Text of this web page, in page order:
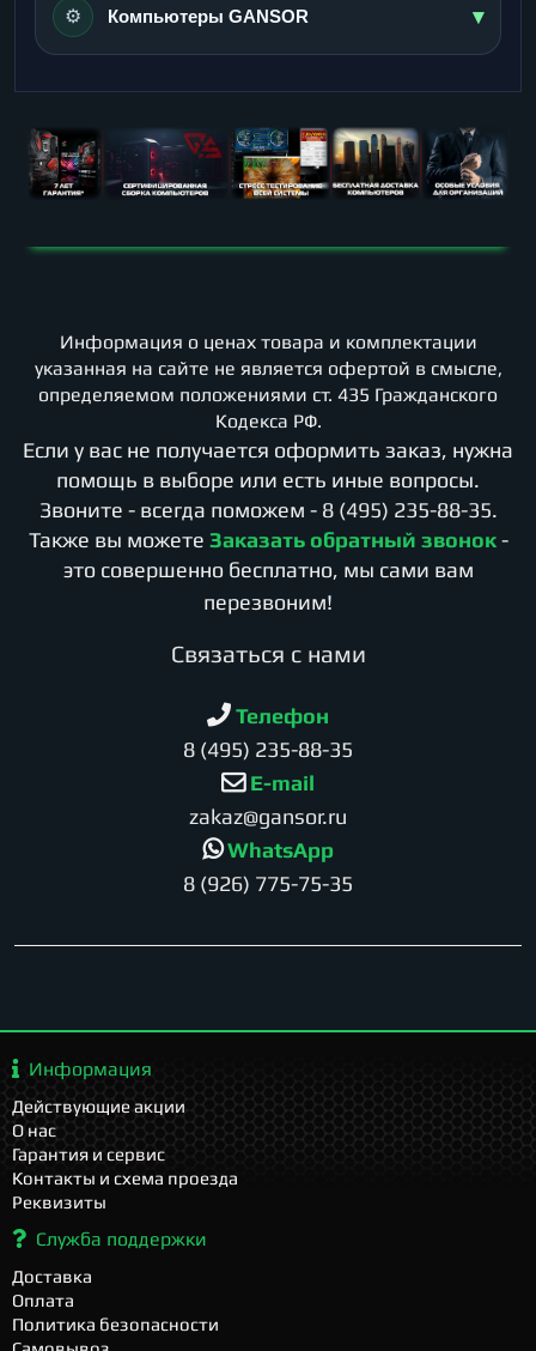
⚙️ Компьютеры GANSOR ▾
Информация о ценах товара и комплектации
указанная на сайте не является офертой в смысле,
определяемом положениями ст. 435 Гражданского
Кодекса РФ.
Если у вас не получается оформить заказ, нужна
помощь в выборе или есть иные вопросы.
Звоните - всегда поможем - 8 (495) 235-88-35.
Также вы можете Заказать обратный звонок -
это совершенно бесплатно, мы сами вам
перезвоним!
Cвязаться с нами
Телефон
8 (495) 235-88-35
E-mail
zakaz@gansor.ru
WhatsApp
8 (926) 775-75-35
Информация
Действующие акции
О нас
Гарантия и сервис
Контакты и схема проезда
Реквизиты
Служба поддержки
Доставка
Оплата
Политика безопасности